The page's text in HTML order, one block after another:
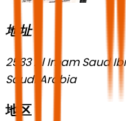
地址
2533 Al Imam Saud
Saudi Arabia
地区